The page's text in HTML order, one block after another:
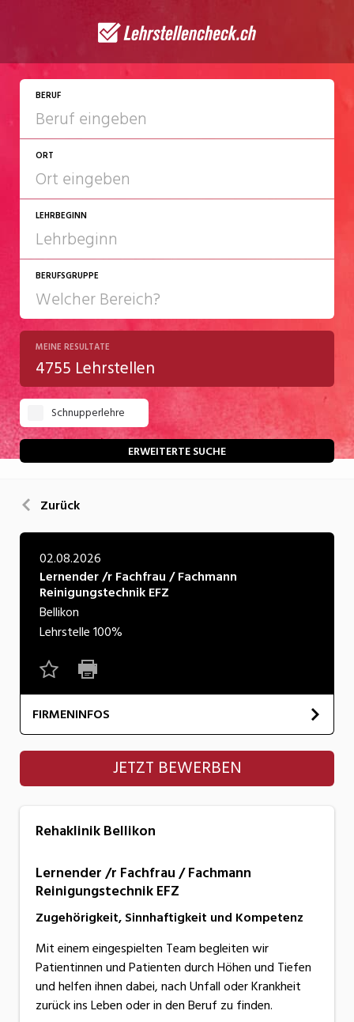
BERUF
ORT
LEHRBEGINN
2027
2028
BERUFSGRUPPE
Chemie/Pharma
Gastgewerbe
Gesundheit/Pflege/Soziales
Handwerk/Technik
Kultur
Natur
Verkehr/Logistik
Wirtschaft/Verwaltung
MEINE RESULTATE
4755 Lehrstellen
Schnupperlehre
ERWEITERTE SUCHE
Zurück
02.08.2026
Lernender /r Fachfrau / Fachmann
Reinigungstechnik EFZ
Bellikon
Lehrstelle100%
FIRMENINFOS
Rehaklinik Bellikon
JETZT BEWERBEN
Rehaklinik Bellikon
Lernender /r Fachfrau / Fachmann
Reinigungstechnik EFZ
Zugehörigkeit, Sinnhaftigkeit und Kompetenz
Mit einem eingespielten Team begleiten wir
Patientinnen und Patienten durch Höhen und Tiefen
und helfen ihnen dabei, nach Unfall oder Krankheit
zurück ins Leben oder in den Beruf zu finden.